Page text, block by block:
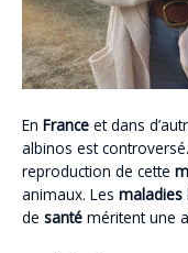
En France et dans
albinos est
reproduction de cette
animaux. Les maladies
de santé méritent une